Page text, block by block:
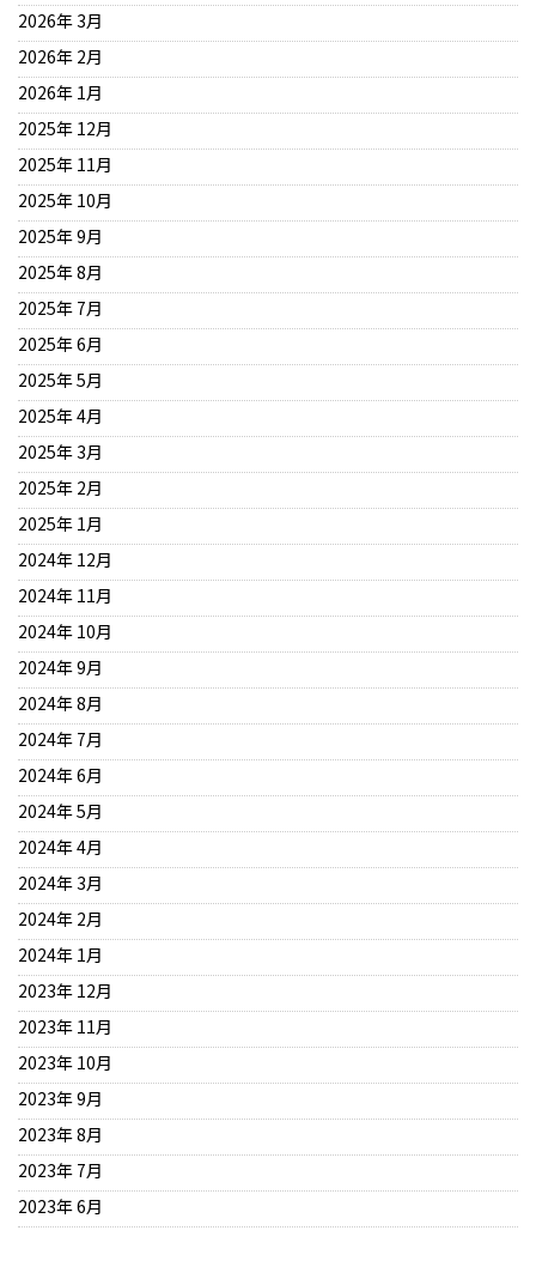
2026年 3月
2026年 2月
2026年 1月
2025年 12月
2025年 11月
2025年 10月
2025年 9月
2025年 8月
2025年 7月
2025年 6月
2025年 5月
2025年 4月
2025年 3月
2025年 2月
2025年 1月
2024年 12月
2024年 11月
2024年 10月
2024年 9月
2024年 8月
2024年 7月
2024年 6月
2024年 5月
2024年 4月
2024年 3月
2024年 2月
2024年 1月
2023年 12月
2023年 11月
2023年 10月
2023年 9月
2023年 8月
2023年 7月
2023年 6月